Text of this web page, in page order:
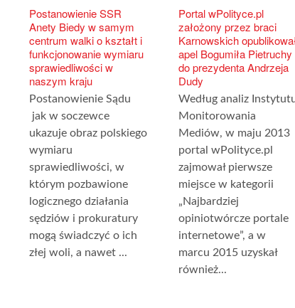
Postanowienie SSR
Anety Biedy w samym
centrum walki o kształt i
funkcjonowanie wymiaru
sprawiedliwości w
naszym kraju
Postanowienie Sądu
jak w soczewce
ukazuje obraz polskiego
wymiaru
sprawiedliwości, w
którym pozbawione
logicznego działania
sędziów i prokuratury
mogą świadczyć o ich
złej woli, a nawet ...
Portal wPolityce.pl
założony przez braci
Karnowskich
apel Bogumiła Pietruchy
do prezydenta Andrzeja
Dudy
Według analiz
Monitorowania
Mediów, w maju 2013
portal wPolityce.pl
zajmował pierwsze
miejsce w kategorii
„Najbardziej
opiniotwórcze portale
internetowe”, a w
marcu 2015 uzyskał
również...